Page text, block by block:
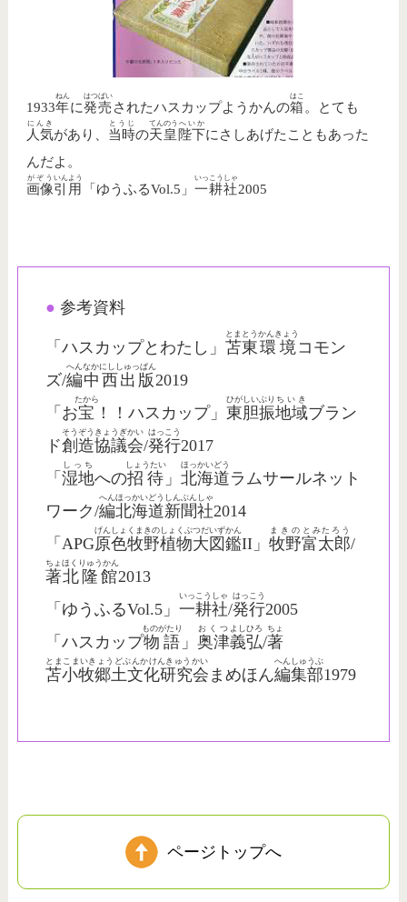
1933年
ねん
に発売
はつばい
されたハスカップようかんの箱
はこ
。とても
人気
にんき
があり、 当時
とうじ
の天皇
てんのう
陛下
へいか
にさしあげたこともあった
んだよ。
画像
がぞう
引用
いんよう
「ゆうふるVol.5」 一耕
いっこう
社
しゃ
2005
● 参考資料
「ハスカップとわたし」 苫東
とまとう
環境
かんきょう
コモン
ズ/編
へん
中西出版
なかにししゅっぱん
2019
「お宝
たから
！！ハスカップ」 東胆振
ひがしいぶり
地域
ちいき
ブラン
ド創造
そうぞう
協議会
きょうぎかい
/発行
はっこう
2017
「 湿地
しっち
への招待
しょうたい
」 北海道
ほっかいどう
ラムサールネット
ワーク/編
へん
北海道
ほっかいどう
新聞社
しんぶんしゃ
2014
「APG原色牧野植物大図鑑
げんしょくまきのしょくぶつだいずかん
II」 牧野
まきの
富太郎
とみたろう
/
著
ちょ
北隆館
ほくりゅうかん
2013
「ゆうふるVol.5」 一耕社
いっこうしゃ
/発行
はっこう
2005
「ハスカップ物語
ものがたり
」 奥津
おくつ
義弘
よしひろ
/著
ちょ
苫小牧郷土文化研究会
とまこまいきょうどぶんかけんきゅうかい
まめほん編集部
へんしゅうぶ
1979
ページトップへ